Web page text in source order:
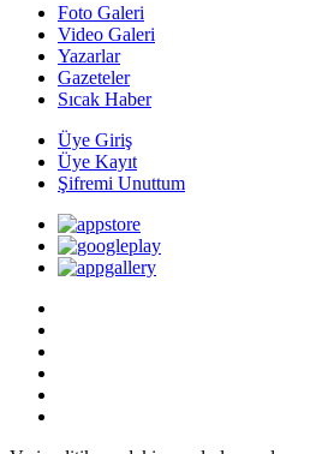
Foto Galeri
Video Galeri
Yazarlar
Gazeteler
Sıcak Haber
Üye Giriş
Üye Kayıt
Şifremi Unuttum